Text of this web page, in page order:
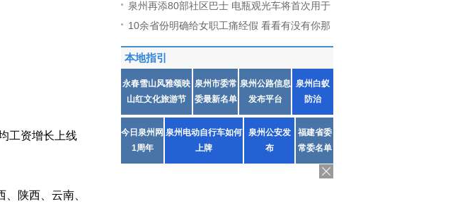
工资增长上线
陕西、云南、
泉州再添80部社区巴士 电瓶观光车将首次用于
10余省份明确给女职工痛经假 看看有没有你那
本地指引
永春雪山风雅颂映
山红文化旅游节
泉州市委常
委最新名单
泉州公路信息
发布平台
泉州白蚁
防治
今日泉州网
1周年
泉州电动自行车如何
上牌
泉州公安发
布
福建省委
常委名单